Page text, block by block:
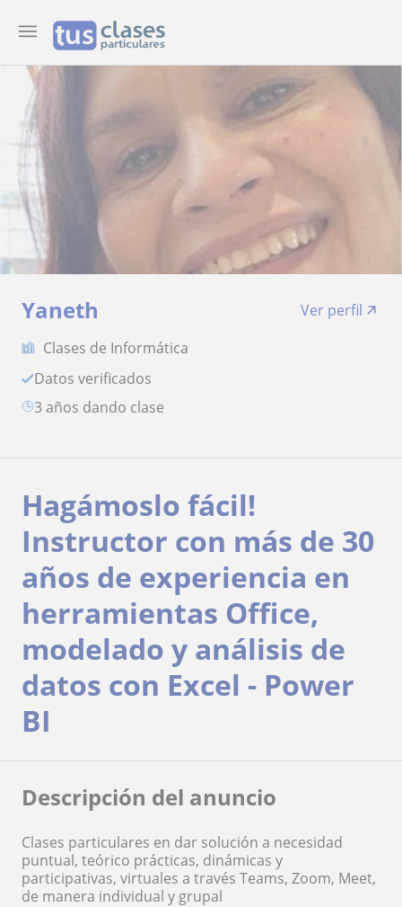
Yaneth
Ver perfil
Clases de Informática
Datos verificados
3 años dando clase
Hagámoslo fácil!
Instructor con más de 30
años de experiencia en
herramientas Office,
modelado y análisis de
datos con Excel - Power
BI
Descripción del anuncio
Clases particulares en dar solución a necesidad
puntual, teórico prácticas, dinámicas y
participativas, virtuales a través Teams, Zoom, Meet,
de manera individual y grupal